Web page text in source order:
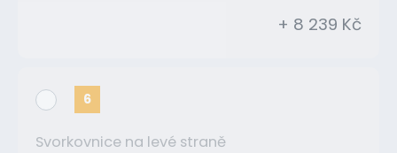
+ 8 239 Kč
6
Svorkovnice na levé straně